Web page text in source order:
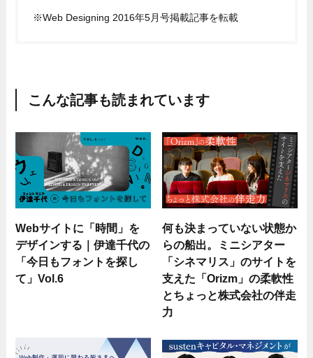
※Web Designing 2016年5月号掲載記事を転載
こんな記事も読まれています
Webサイトに「時間」を
デザインする｜伊達千代の
「今日もフォントを探し
て」Vol.6
何も決まっていない状態か
らの船出。ミニシアター
「シネマリス」のサイトを
支えた「Orizm」の柔軟性
とちょっと株式会社の伴走
力